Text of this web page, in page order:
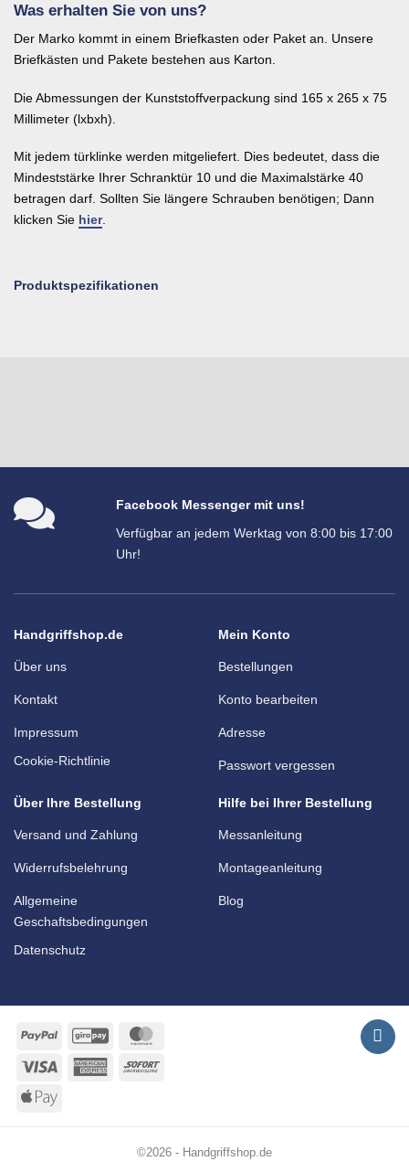
Was erhalten Sie von uns?
Der Marko kommt in einem Briefkasten oder Paket an. Unsere
Briefkästen und Pakete bestehen aus Karton.
Die Abmessungen der Kunststoffverpackung sind 165 x 265 x 75
Millimeter (lxbxh).
Mit jedem türklinke werden mitgeliefert. Dies bedeutet, dass die
Mindeststärke Ihrer Schranktür 10 und die Maximalstärke 40
betragen darf. Sollten Sie längere Schrauben benötigen; Dann
klicken Sie hier.
Produktspezifikationen
Facebook Messenger mit uns!
Verfügbar an jedem Werktag von 8:00 bis 17:00
Uhr!
Handgriffshop.de
Über uns
Kontakt
Impressum
Cookie-Richtlinie
Mein Konto
Bestellungen
Konto bearbeiten
Adresse
Passwort vergessen
Über Ihre Bestellung
Versand und Zahlung
Widerrufsbelehrung
Allgemeine
Geschaftsbedingungen
Datenschutz
Hilfe bei Ihrer Bestellung
Messanleitung
Montageanleitung
Blog
PayPal GiroPay
Visa
AmericanSofort
Apple
©2026 - Handgriffshop.de